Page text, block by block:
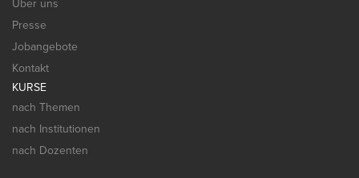
Über uns
Presse
Jobangebote
Kontakt
KURSE
nach Themen
nach Institutionen
nach Dozenten